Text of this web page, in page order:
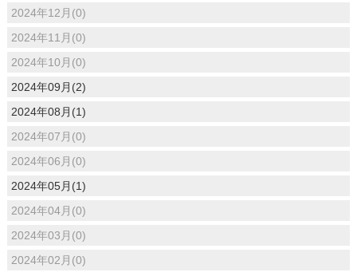
2024年12月(0)
2024年11月(0)
2024年10月(0)
2024年09月(2)
2024年08月(1)
2024年07月(0)
2024年06月(0)
2024年05月(1)
2024年04月(0)
2024年03月(0)
2024年02月(0)